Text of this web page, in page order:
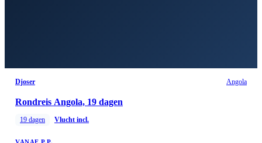
Djoser Angola
Rondreis Angola, 19 dagen
19 dagen Vlucht incl.